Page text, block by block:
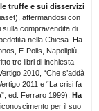
truffe e sui disservizi
affermandosi con
compravendita di
nella Chiesa. Ha
E-Polis, Napolipiù,
tre libri di inchiesta
2010, “Che s’addà
2011 e “La crisi fa
ed. Ferraro 1999). Ha
per il suo